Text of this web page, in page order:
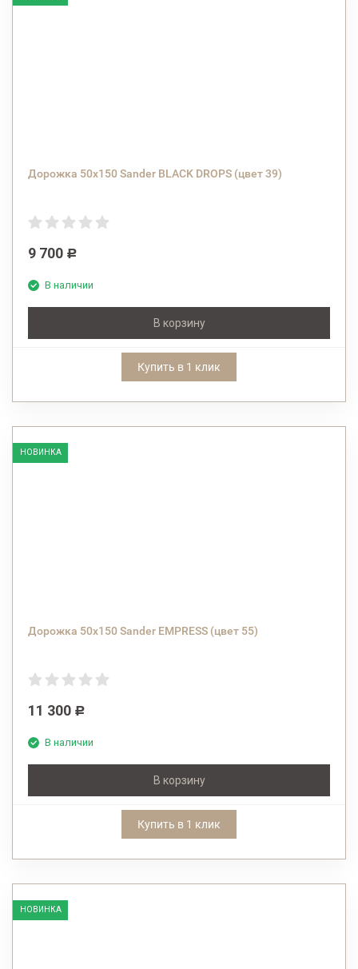
Дорожка 50х150 Sander BLACK DROPS (цвет 39)
9 700 Р
В наличии
В корзину
Купить в 1 клик
НОВИНКА
Дорожка 50х150 Sander EMPRESS (цвет 55)
11 300 Р
В наличии
В корзину
Купить в 1 клик
НОВИНКА